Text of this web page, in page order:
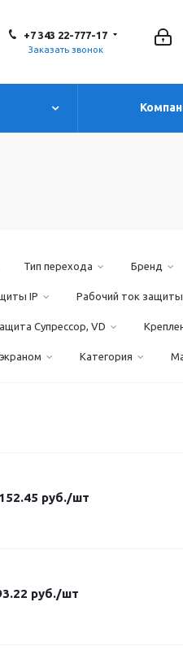
+7 343 22-777-17
Заказать звонок
Тип перехода Бренд
IP Рабочий ток
Супрессор, VD
Категория
руб./шт
руб./шт